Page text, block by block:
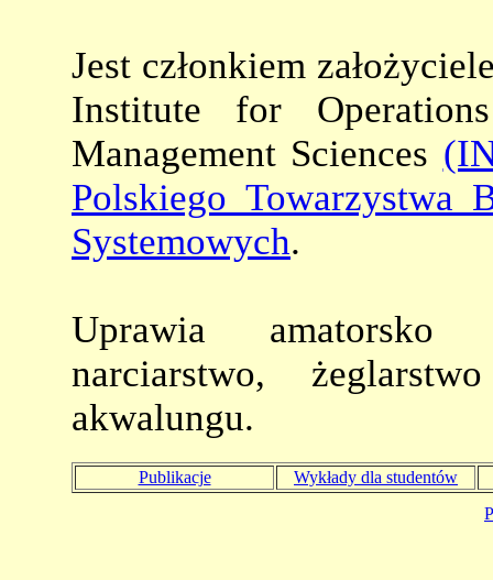
Jest członkiem
Institute for
Management Sciences
Polskiego Towarzystwa
Systemowych.
Uprawia amatorsko
narciarstwo,
akwalungu.
Publikacje
Wykłady dla studentów